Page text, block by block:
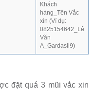
Khách
hàng_Tên Vắc
xin (Ví dụ:
0825154642_Lê
Văn
A_Gardasil9)
đặt quá 3 mũi vắc xin